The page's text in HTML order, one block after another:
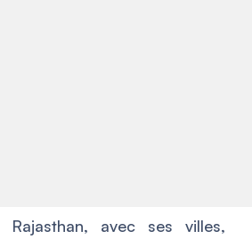
avec ses villes,